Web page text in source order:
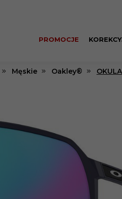
PROMOCJE
Męskie Oakley®